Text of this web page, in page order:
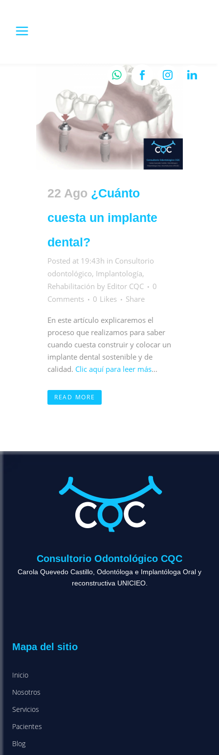
22 Ago ¿Cuánto
cuesta un implante
dental?
Posted at 19:43h in Consultorio
odontológico, Implantología,
Rehabilitación by Editor CQC
0
Comments
0 Likes Share
En este artículo explicaremos el
proceso que realizamos para saber
cuando cuesta construir y colocar un
implante dental sostenible y de
calidad. Clic aquí para leer más...
READ MORE
Consultorio Odontológico CQC
Carola Quevedo Castillo, Odontóloga e Implantóloga Oral y
reconstructiva UNICIEO.
Mapa del sitio
Inicio
Nosotros
Servicios
Pacientes
Blog